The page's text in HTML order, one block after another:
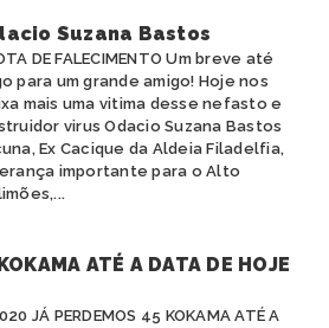
Suzana Bastos
DE FALECIMENTO Um breve até
para um grande amigo! Hoje nos
mais uma vitima desse nefasto e
virus Odacio Suzana Bastos
Ex Cacique da Aldeia Filadelfia,
importante para o Alto
ATÉ A DATA DE HOJE
JÁ PERDEMOS 45 KOKAMA ATÉ A